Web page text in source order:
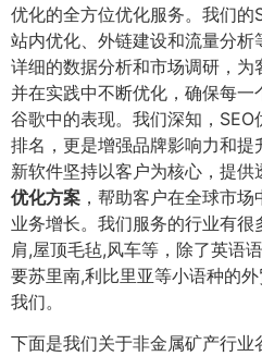
优化的全方位优化服务。我们的
站内优化、外链建设和流量分
详细的数据分析和市场调研，为
并在实践中不断优化，确保每
谷歌中的表现。我们深知，
排名，更是增强品牌影响力和
新软件坚持以客户为核心，提
优化方案 ，帮助客户在全球市
业务增长。我们服务的行业有
肩,屋顶毛毡,风车等，除了英语
要苏里南,利比里亚等小语种的
我们。
下面是我们关于非金属矿产行业